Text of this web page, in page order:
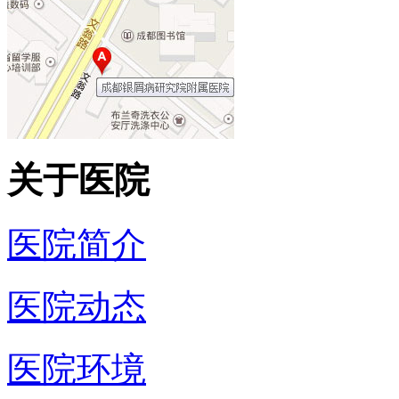
关于医院
医院简介
医院动态
医院环境